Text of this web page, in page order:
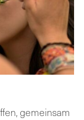
gemeinsam